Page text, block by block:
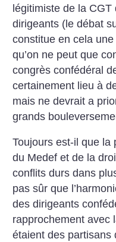
légitimiste de la
dirigeants (le débat
constitue en cela
qu’on ne peut que
congrès confédéral
certainement lieu à
mais ne devrait a
grands
Toujours est-il que la
du Medef et de la
conflits durs dans
pas sûr que
des dirigeants
rapprochement avec
étaient des partisans